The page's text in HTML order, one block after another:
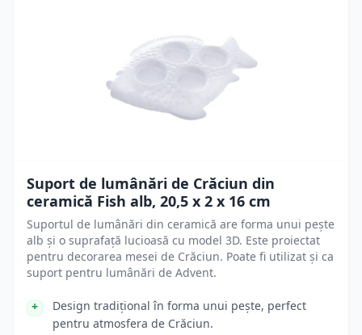
Suport de lumânări de Crăciun din
ceramică Fish alb, 20,5 x 2 x 16 cm
Suportul de lumânări din ceramică are forma unui pește
alb și o suprafață lucioasă cu model 3D. Este proiectat
pentru decorarea mesei de Crăciun. Poate fi utilizat și ca
suport pentru lumânări de Advent.
Design tradițional în forma unui pește, perfect
pentru atmosfera de Crăciun.